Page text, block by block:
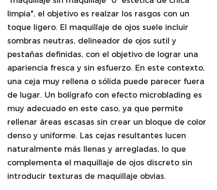
limpia", el objetivo es realzar los rasgos con un
toque ligero. El maquillaje de ojos suele incluir
sombras neutras, delineador de ojos sutil y
pestañas definidas, con el objetivo de lograr una
apariencia fresca y sin esfuerzo. En este contexto,
una ceja muy rellena o sólida puede parecer fuera
de lugar. Un bolígrafo con efecto microblading es
muy adecuado en este caso, ya que permite
rellenar áreas escasas sin crear un bloque de color
denso y uniforme. Las cejas resultantes lucen
naturalmente más llenas y arregladas, lo que
complementa el maquillaje de ojos discreto sin
introducir texturas de maquillaje obvias.